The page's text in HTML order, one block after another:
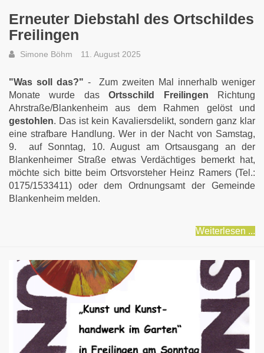
Erneuter Diebstahl des Ortschildes
Freilingen
Simone Böhm 11. August 2025
"Was soll das?" - Zum zweiten Mal innerhalb weniger
Monate wurde dasOrtsschild Freilingen Richtung
Ahrstraße/Blankenheim aus dem Rahmen gelöst und
gestohlen. Das ist kein Kavaliersdelikt, sondern ganz klar
eine strafbare Handlung. Wer in der Nacht von Samstag,
9. auf Sonntag, 10. August am Ortsausgang an der
Blankenheimer Straße etwas Verdächtiges bemerkt hat,
möchte sich bitte beim Ortsvorsteher Heinz Ramers (Tel.:
0175/1533411) oder dem Ordnungsamt der Gemeinde
Blankenheim melden.
Weiterlesen ...